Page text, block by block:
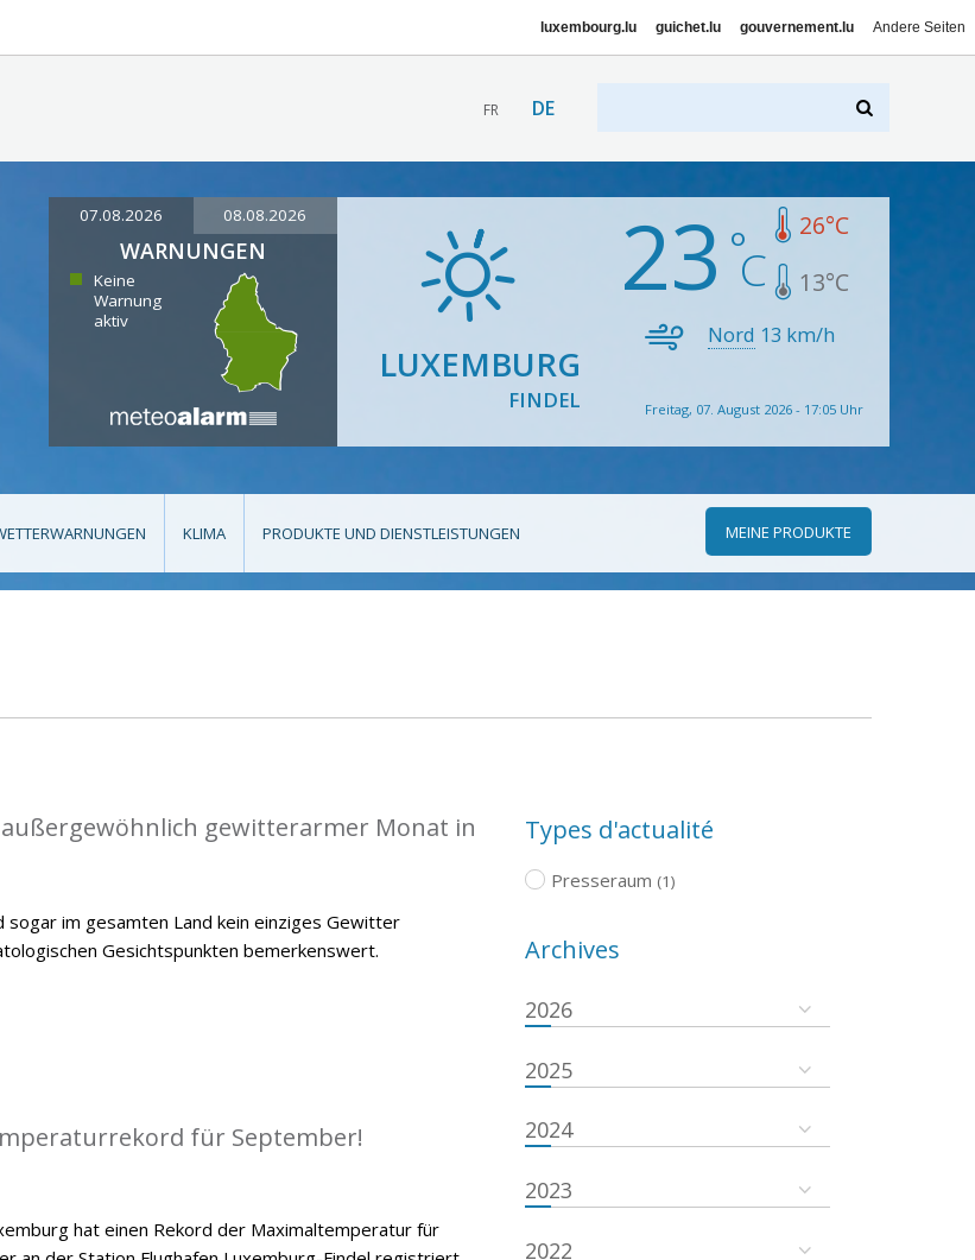
luxembourg.lu guichet.lu gouvernement.lu Andere Seiten
FR DE
07.08.2026 08.08.2026
WARNUNGEN
Keine
Warnung
aktiv
LUXEMBURG
FINDEL
23 26°C
13°C
Nord 13 km/h
Freitag, 07. August 2026 - 17:05 Uhr
KLIMA PRODUKTE UND DIENSTLEISTUNGEN MEINE PRODUKTE
außergewöhnlich gewitterarmer Monat in
sogar im gesamten Land kein einziges Gewitter
Gesichtspunkten bemerkenswert.
für September!
hat einen Rekord der Maximaltemperatur für
Types d'actualité
Presseraum (1)
Archives
2026
2025
2024
2023
2022